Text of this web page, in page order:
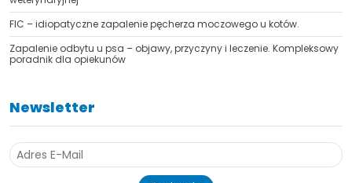
FIC – idiopatyczne zapalenie pęcherza moczowego u kotów.
Zapalenie odbytu u psa – objawy, przyczyny i leczenie. Kompleksowy
poradnik dla opiekunów
Newsletter